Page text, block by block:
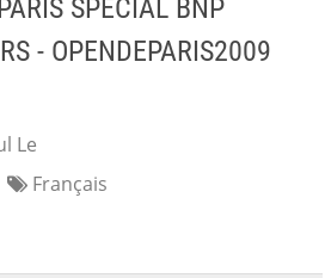
SPÉCIAL BNP
- OPENDEPARIS2009
Le
Français